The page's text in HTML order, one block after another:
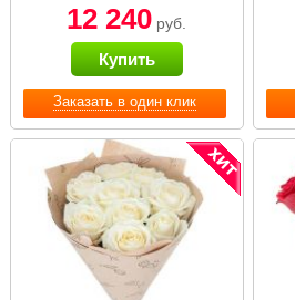
Заказать в один клик
12 240 руб.
Купить